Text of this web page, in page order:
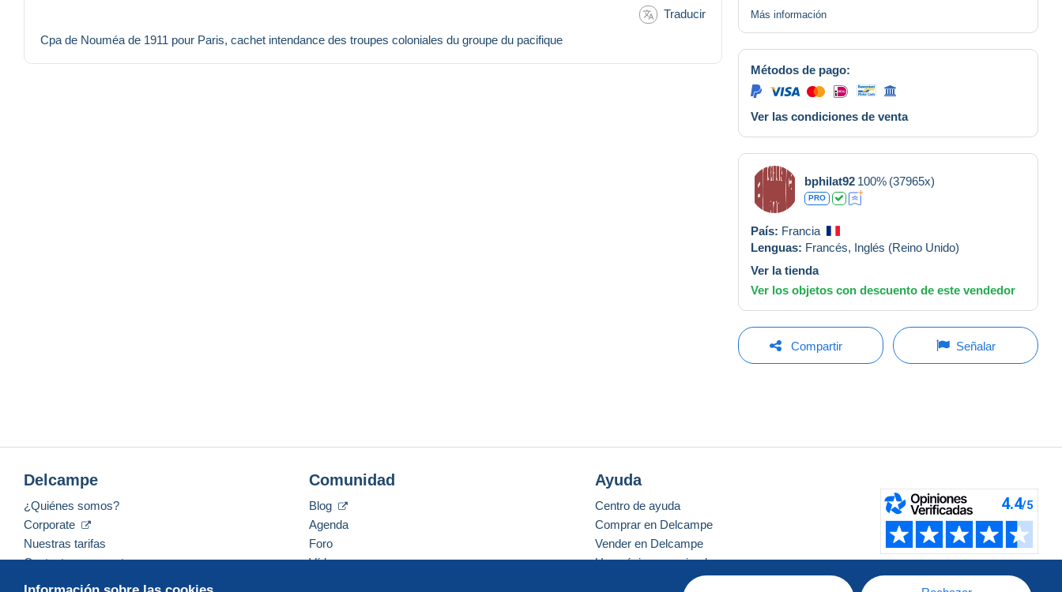
Traducir
Cpa de Nouméa de 1911 pour Paris, cachet intendance des troupes coloniales du groupe du pacifique
Más información
Métodos de pago:
Ver las condiciones de venta
bphilat92 100% (37965x)
PRO
País: Francia
Lenguas: Francés, Inglés (Reino Unido)
Ver la tienda
Ver los objetos con descuento de este vendedor
Compartir Señalar
Delcampe
¿Quiénes somos?
Corporate
Nuestras tarifas
Contacte con nosotros
Comunidad
Blog
Agenda
Foro
Vídeos
Ayuda
Centro de ayuda
Comprar en Delcampe
Vender en Delcampe
Una página securizada